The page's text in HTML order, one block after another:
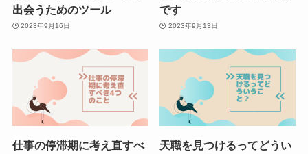
出会うためのツール
2023年9月16日
です
2023年9月13日
仕事の停滞期に考え直すべ
天職を見つけるってどうい